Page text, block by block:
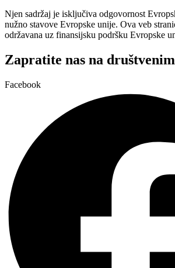
Njen sadržaj je isključiva odgovornost
nužno stavove Evropske unije. Ova veb
održavana uz finansijsku podršku Evropske
Zapratite nas na
Facebook